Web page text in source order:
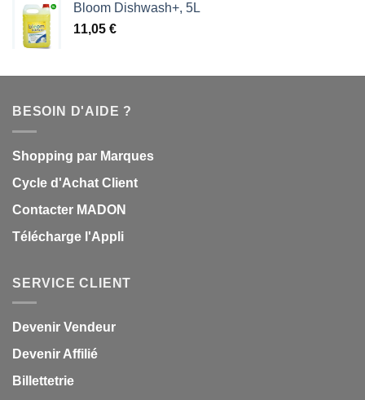
Bloom Dishwash+, 5L
11,05 €
BESOIN D'AIDE ?
Shopping par Marques
Cycle d'Achat Client
Contacter MADON
Télécharge l'Appli
SERVICE CLIENT
Devenir Vendeur
Devenir Affilié
Billettetrie